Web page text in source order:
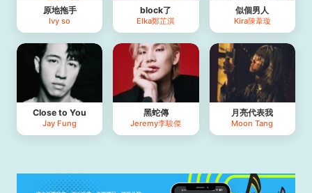
原地拖手
Ivy so
block了
Elka鄭芷淇
似個男人
Kira陳葦璇
Close to You
Jay Fung
黑蛇傳
Jeremy李駿傑
月亮代表我
Moon Tang